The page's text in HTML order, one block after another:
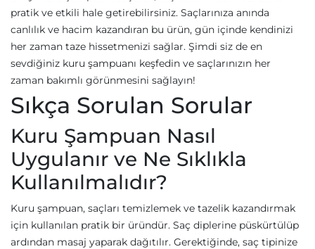
pratik ve etkili hale getirebilirsiniz. Saçlarınıza anında
canlılık ve hacim kazandıran bu ürün, gün içinde kendinizi
her zaman taze hissetmenizi sağlar. Şimdi siz de en
sevdiğiniz kuru şampuanı keşfedin ve saçlarınızın her
zaman bakımlı görünmesini sağlayın!
Sıkça Sorulan Sorular
Kuru Şampuan Nasıl
Uygulanır ve Ne Sıklıkla
Kullanılmalıdır?
Kuru şampuan, saçları temizlemek ve tazelik kazandırmak
için kullanılan pratik bir üründür. Saç diplerine püskürtülüp
ardından masaj yaparak dağıtılır. Gerektiğinde, saç tipinize